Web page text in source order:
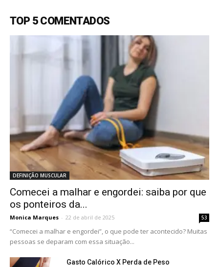
TOP 5 COMENTADOS
DEFINIÇÃO MUSCULAR
Comecei a malhar e engordei: saiba por que
os ponteiros da...
Monica Marques - 22 de abril de 2025 53
“Comecei a malhar e engordei”, o que pode ter acontecido? Muitas
pessoas se deparam com essa situação...
Gasto Calórico X Perda de Peso